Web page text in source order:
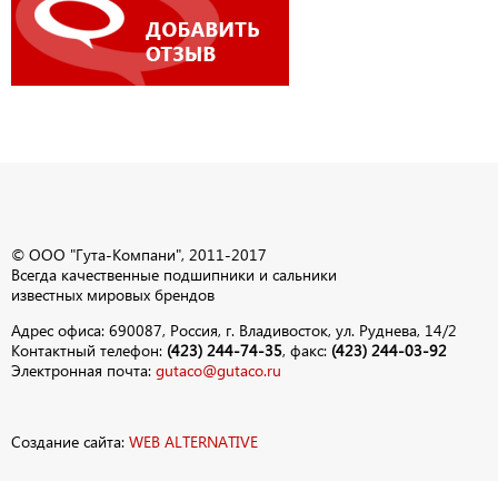
© ООО "Гута-Компани", 2011-2017
Всегда качественные подшипники и сальники
известных мировых брендов
Адрес офиса: 690087, Россия, г. Владивосток, ул. Руднева, 14/2
Контактный телефон: (423) 244-74-35, факс: (423) 244-03-92
Электронная почта: gutaco@gutaco.ru
Создание сайта: WEB ALTERNATIVE